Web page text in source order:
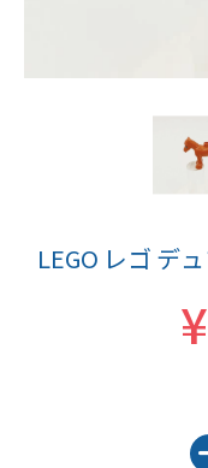
LEGO レゴ デ